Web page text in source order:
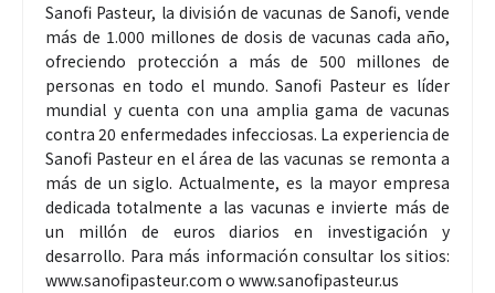
Sanofi Pasteur, la división de vacunas de Sanofi, vende
más de 1.000 millones de dosis de vacunas cada año,
ofreciendo protección a más de 500 millones de
personas en todo el mundo. Sanofi Pasteur es líder
mundial y cuenta con una amplia gama de vacunas
contra 20 enfermedades infecciosas. La experiencia de
Sanofi Pasteur en el área de las vacunas se remonta a
más de un siglo. Actualmente, es la mayor empresa
dedicada totalmente a las vacunas e invierte más de
un millón de euros diarios en investigación y
desarrollo. Para más información consultar los sitios:
www.sanofipasteur.com o www.sanofipasteur.us